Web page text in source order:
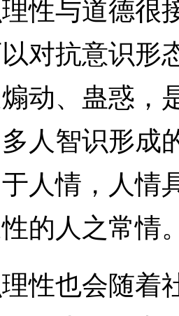
与道德很
对抗意识形
动、蛊惑，
人智识形成
人情，人情
的人之常情
也会随着